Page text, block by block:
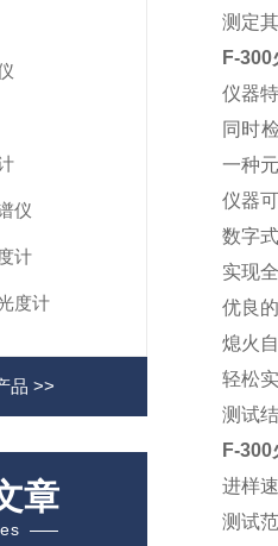
仪
计
度计
品 >>
章
测定
F-
仪器
同时
一种
仪器
数字
实现
优良
熄火
轻松
测试
F-
进样
测试